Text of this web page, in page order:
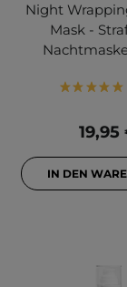
Night
Mask -
19,95
IN DEN